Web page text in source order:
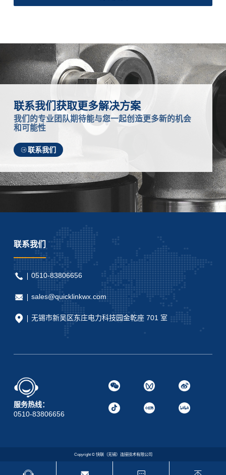
联系我们获取更多解决方案
我们的专业团队期待能与您一起创造更多新的机会
和可能性
联系我们
联系我们
0510-83806656
sales@quicklinkwx.com
无锡市新吴区东庄电力科技园金乾座 701 室
服务热线：
0510-83806656
Copyright © 快联（无锡）连接技术有限公司